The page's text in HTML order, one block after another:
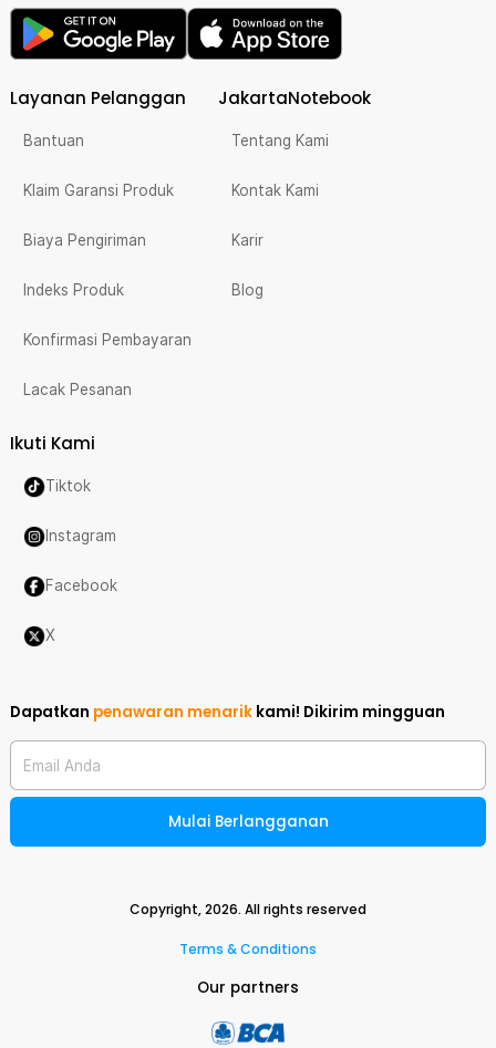
Layanan Pelanggan
Bantuan
Klaim Garansi Produk
Biaya Pengiriman
Indeks Produk
Konfirmasi Pembayaran
Lacak Pesanan
JakartaNotebook
Tentang Kami
Kontak Kami
Karir
Blog
Ikuti Kami
Tiktok
Instagram
Facebook
X
Dapatkan penawaran menarik kami! Dikirim mingguan
Email Anda
Mulai Berlangganan
Copyright,2026. All rights reserved
Terms & Conditions
Our partners